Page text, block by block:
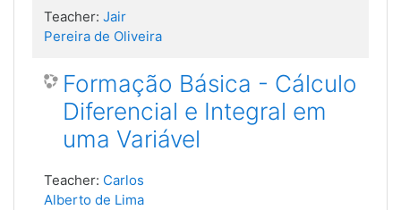
Teacher: Jair
Pereira de Oliveira
Formação Básica - Cálculo
Diferencial e Integral em
uma Variável
Teacher: Carlos
Alberto de Lima